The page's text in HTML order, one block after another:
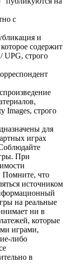
с
и
содержит
UPG, строго
Images, строго
для
играх
При
Помните, что
источником
на реальные
ни в
которые
играми,
либо
в